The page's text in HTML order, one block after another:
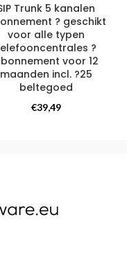
Trunk 5 kanalen
? geschikt
voor alle typen
?
voor 12
maanden incl. ?25
beltegoed
Telefoonnummer
€39,49